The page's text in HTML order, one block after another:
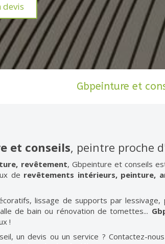
devis
Gbpeinture et
et conseils, peintre proche
revêtement, Gbpeinture et conseils
de revêtements intérieurs, peinture,
lissage de supports par
de bain ou rénovation de tomettes...
!
un devis ou un service ? Contactez-